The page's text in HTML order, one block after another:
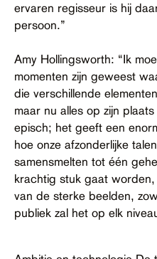
ervaren regisseur is hij
persoon.”
Amy Hollingsworth: “Ik
momenten zijn geweest
die verschillende
maar nu alles op zijn
episch; het geeft een
hoe onze afzonderlijke
samensmelten tot één
krachtig stuk gaat
van de sterke beelden,
publiek zal het op elk